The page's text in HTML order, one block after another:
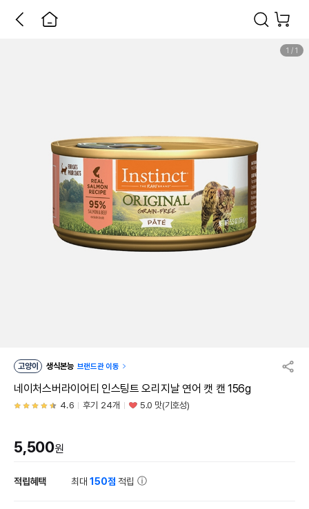
1 / 1
고양이 생식본능 브랜드관 이동
네이처스버라이어티 인스팅트 오리지날 연어 캣 캔 156g
4.6 후기 24개 5.0 맛(기호성)
5,500원
적립혜택 최대150점 적립